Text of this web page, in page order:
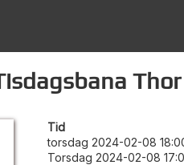
Thor
Tid
torsdag 2024-02-08
Torsdag 2024-02-08